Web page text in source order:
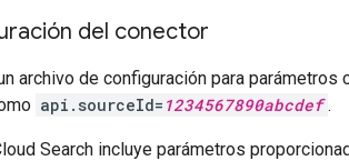
del conector
un archivo de configuración para
api.sourceId= 1234567890abcdef .
Search incluye parámetros